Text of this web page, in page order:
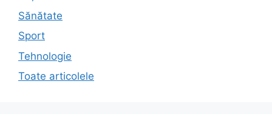
Sănătate
Sport
Tehnologie
Toate articolele